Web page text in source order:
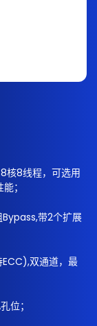
8线程，可选用
；
带2个扩展
双通道，最
位；